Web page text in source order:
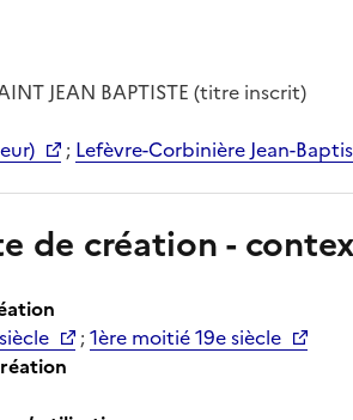
JEAN BAPTISTE (titre inscrit)
; Lefèvre-Corbinière Jean-
de création -
;1ère moitié 19e siècle